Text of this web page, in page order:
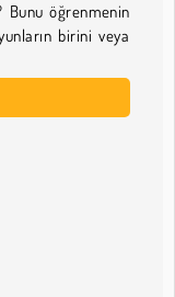
Bunu öğrenmenin
birini veya